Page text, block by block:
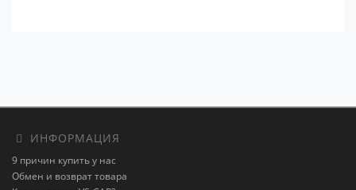
ИНФОРМАЦИЯ
9 причин купить у нас
Обмен и возврат товара